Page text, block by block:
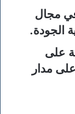
في مجال
الجودة.
على
مدار